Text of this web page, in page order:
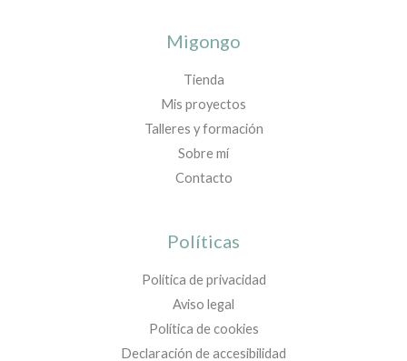
Migongo
Tienda
Mis proyectos
Talleres y formación
Sobre mí
Contacto
Políticas
Política de privacidad
Aviso legal
Política de cookies
Declaración de accesibilidad